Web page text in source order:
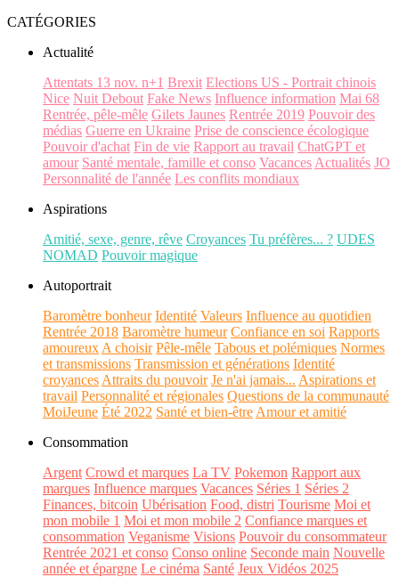
CATÉGORIES
Actualité
Attentats 13 nov. n+1 Brexit Elections US - Portrait chinois
Nice Nuit Debout Fake News Influence information Mai 68
Rentrée, pêle-mêle Gilets Jaunes Rentrée 2019 Pouvoir des
médias Guerre en Ukraine Prise de conscience écologique
Pouvoir d'achat Fin de vie Rapport au travail ChatGPT et
amour Santé mentale, famille et conso Vacances Actualités JO
Personnalité de l'année Les conflits mondiaux
Aspirations
Amitié, sexe, genre, rêve Croyances Tu préfères... ? UDES
NOMAD Pouvoir magique
Autoportrait
Baromètre bonheur Identité Valeurs Influence au quotidien
Rentrée 2018 Baromètre humeur Confiance en soi Rapports
amoureux A choisir Pêle-mêle Tabous et polémiques Normes
et transmissions Transmission et générations Identité
croyances Attraits du pouvoir Je n'ai jamais... Aspirations et
travail Personnalité et régionales Questions de la communauté
MoiJeune Été 2022 Santé et bien-être Amour et amitié
Consommation
Argent Crowd et marques La TV Pokemon Rapport aux
marques Influence marques Vacances Séries 1 Séries 2
Finances, bitcoin Ubérisation Food, distri Tourisme Moi et
mon mobile 1 Moi et mon mobile 2 Confiance marques et
consommation Veganisme Visions Pouvoir du consommateur
Rentrée 2021 et conso Conso online Seconde main Nouvelle
année et épargne Le cinéma Santé Jeux Vidéos 2025